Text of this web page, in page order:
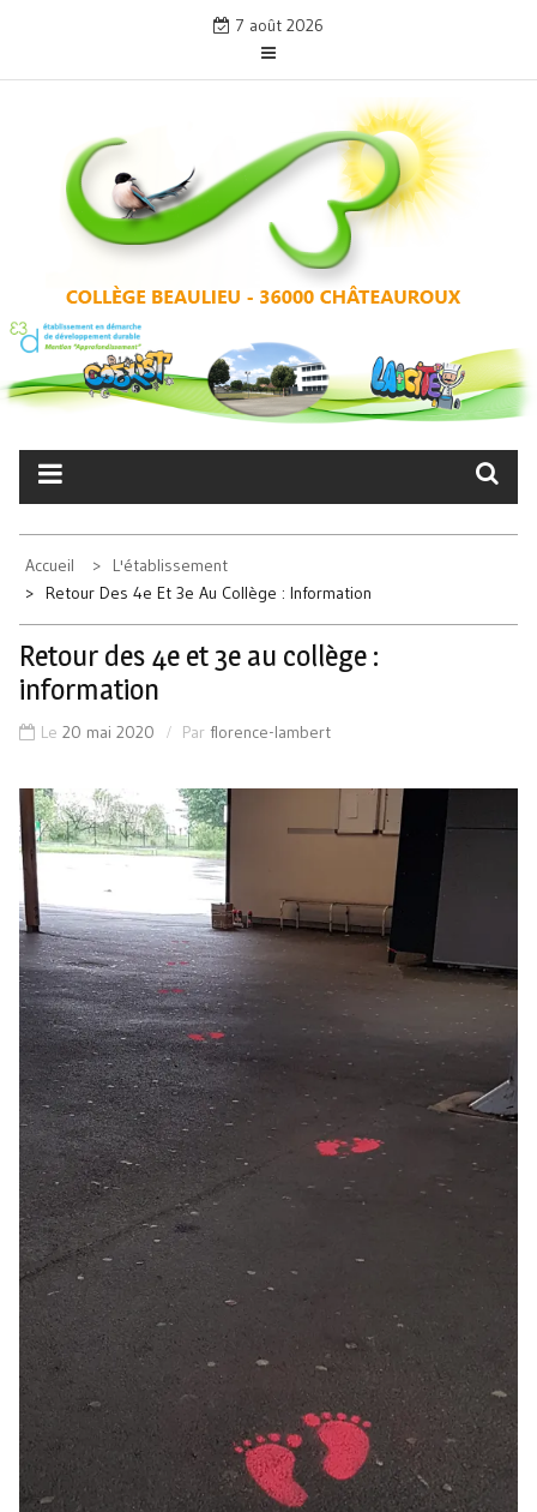
content
7 août 2026
COLLÈGE BEAULIEU –
CHÂTEAUROUX
Accueil
L'établissement
Retour Des 4e Et 3e Au Collège : Information
Retour des 4e et 3e au collège :
information
Le 20 mai 2020 Par florence-lambert